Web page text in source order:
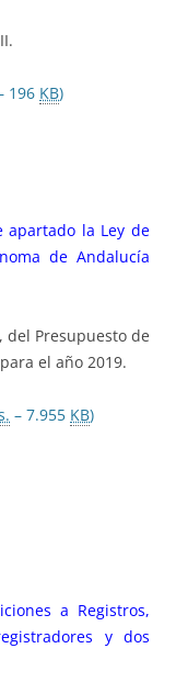
196 KB)
apartado la Ley de
de Andalucía
del Presupuesto de
el año 2019.
– 7.955 KB)
a Registros,
y dos